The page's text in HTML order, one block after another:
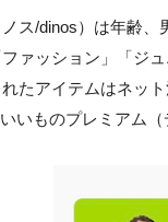
ス/dinos）は年齢
ァッション」「ジ
たアイテムはネッ
いものプレミアム